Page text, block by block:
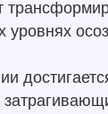
уровнях